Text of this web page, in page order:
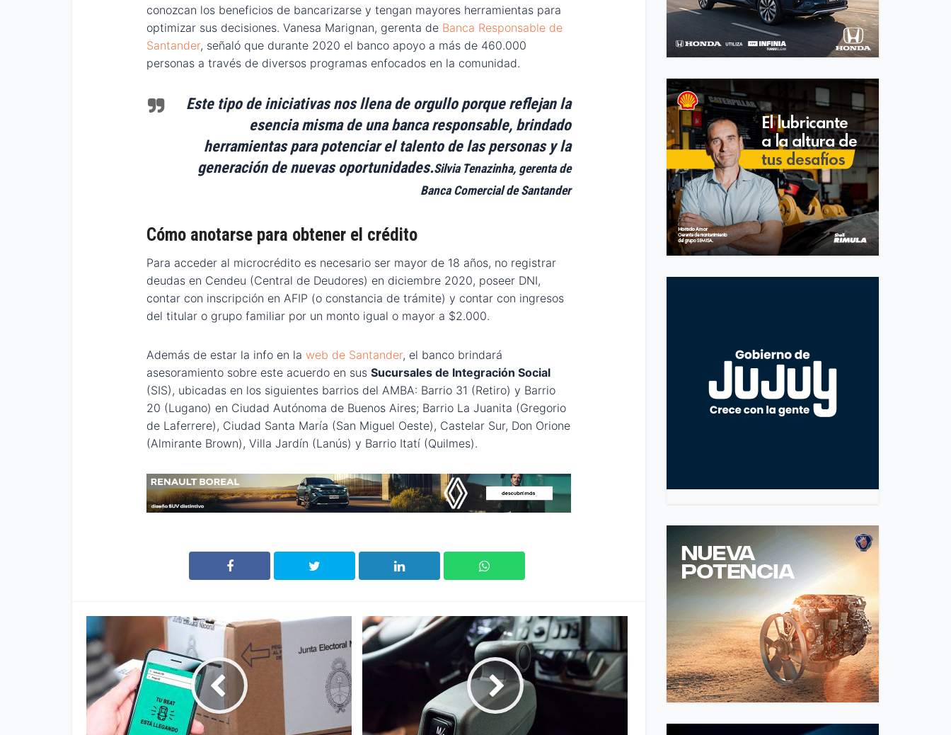
conozcan los beneficios de bancarizarse y tengan mayores herramientas para
optimizar sus decisiones. Vanesa Marignan, gerenta de Banca Responsable de
Santander, señaló que durante 2020 el banco apoyo a más de 460.000
personas a través de diversos programas enfocados en la comunidad.
Este tipo de iniciativas nos llena de orgullo porque reflejan la
esencia misma de una banca responsable, brindado
herramientas para potenciar el talento de las personas y la
generación de nuevas oportunidades.Silvia Tenazinha, gerenta de
Banca Comercial de Santander
Cómo anotarse para obtener el crédito
Para acceder al microcrédito es necesario ser mayor de 18 años, no registrar
deudas en Cendeu (Central de Deudores) en diciembre 2020, poseer DNI,
contar con inscripción en AFIP (o constancia de trámite) y contar con ingresos
del titular o grupo familiar por un monto igual o mayor a $2.000.
Además de estar la info en la web de Santander, el banco brindará
asesoramiento sobre este acuerdo en sus Sucursales de Integración Social
(SIS), ubicadas en los siguientes barrios del AMBA: Barrio 31 (Retiro) y Barrio
20 (Lugano) en Ciudad Autónoma de Buenos Aires; Barrio La Juanita (Gregorio
de Laferrere), Ciudad Santa María (San Miguel Oeste), Castelar Sur, Don Orione
(Almirante Brown), Villa Jardín (Lanús) y Barrio Itatí (Quilmes).